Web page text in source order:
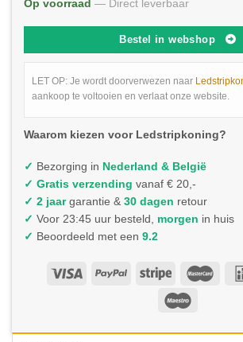
Op voorraad — Direct leverbaar
Bestel in webshop
LET OP: Je wordt doorverwezen naar
aankoop te voltooien en verlaat onze website.
Waarom kiezen voor Ledstripkoning?
✓ Bezorging in Nederland & België
✓ Gratis verzending vanaf € 20,-
✓ 2 jaargarantie & 30 dagen retour
✓ Voor 23:45 uur besteld, morgen in huis
✓ Beoordeeld met een 9.2